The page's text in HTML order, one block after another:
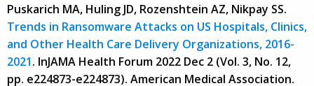
Puskarich MA, Huling JD, Rozenshtein AZ, Nikpay SS.
Trends in Ransomware Attacks on US Hospitals, Clinics,
and Other Health Care Delivery Organizations, 2016-
2021. InJAMA Health Forum 2022 Dec 2 (Vol. 3, No. 12,
pp. e224873-e224873). American Medical Association.